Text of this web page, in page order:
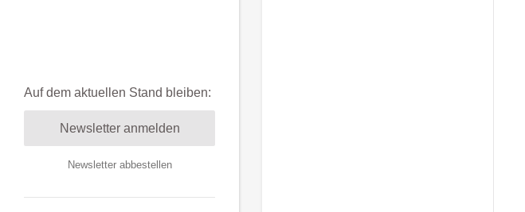
Auf dem aktuellen Stand bleiben:
Newsletter anmelden
Newsletter abbestellen